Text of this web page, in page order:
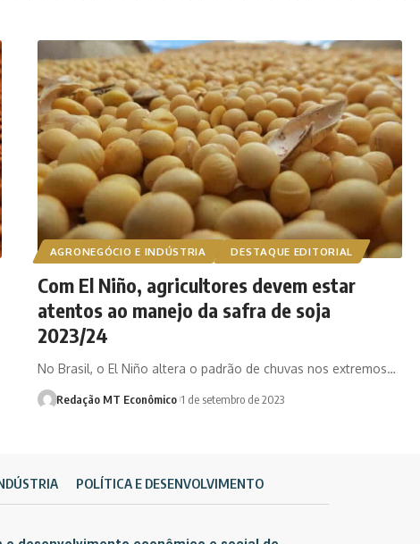
AGRONEGÓCIO E INDÚSTRIA DESTAQUE EDITORIAL
Com El Niño, agricultores devem estar
atentos ao manejo da safra de soja
2023/24
No Brasil, o El Niño altera o padrão de chuvas nos extremos…
Redação MT Econômico 1 de setembro de 2023
POLÍTICA E DESENVOLVIMENTO